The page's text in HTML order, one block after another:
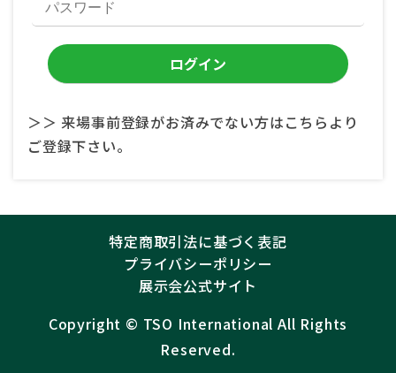
＞＞ 来場事前登録がお済みでない方はこちらより
ご登録下さい。
特定商取引法に基づく表記
プライバシーポリシー
展示会公式サイト
Copyright ©︎ TSO International All Rights
Reserved.